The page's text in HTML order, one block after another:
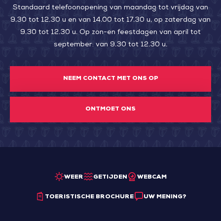
Standaard telefoonopening van maandag tot vrijdag van
9.30 tot 12.30 u en van 14.00 tot 17.30 u, op zaterdag van
9.30 tot 12.30 u. Op zon-en feestdagen van april tot
september: van 9.30 tot 12.30 u.
NEEM CONTACT MET ONS OP
ONTMOET ONS
WEER GETIJDEN WEBCAM
TOERISTISCHE BROCHURE UW MENING?